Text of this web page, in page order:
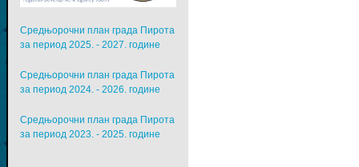
Средњорочни план града Пирота
за период 2025. - 2027. године
Средњорочни план града Пирота
за период 2024. - 2026. године
Средњорочни план града Пирота
за период 2023. - 2025. године